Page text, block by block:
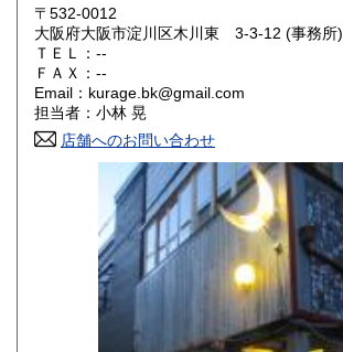
奈良県 250円 和歌山県
鳥取県
岡山県
250円 徳島県
250円 愛媛県
250円 福岡県
長崎県
〒532-0012
大阪府大阪市淀川区木川東 3-3-12 (事務所)
ＴＥＬ：--
ＦＡＸ：--
Email：kurage.bk@gmail.com
担当者：小林 晃
店舗へのお問い合わせ